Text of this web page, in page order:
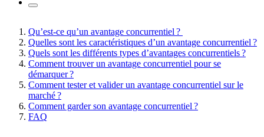
Qu’est-ce qu’un avantage concurrentiel ?
Quelles sont les caractéristiques d’un avantage concurrentiel ?
Quels sont les différents types d’avantages concurrentiels ?
Comment trouver un avantage concurrentiel pour se
démarquer ?
Comment tester et valider un avantage concurrentiel sur le
marché ?
Comment garder son avantage concurrentiel ?
FAQ